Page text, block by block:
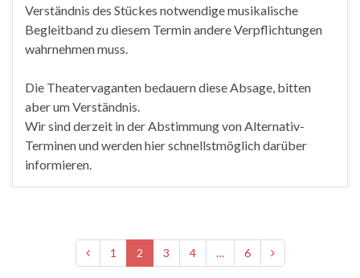
Verständnis des Stückes notwendige musikalische
Begleitband zu diesem Termin andere Verpflichtungen
wahrnehmen muss.
Die Theatervaganten bedauern diese Absage, bitten
aber um Verständnis.
Wir sind derzeit in der Abstimmung von Alternativ-
Terminen und werden hier schnellstmöglich darüber
informieren.
1 2 3 4 … 6